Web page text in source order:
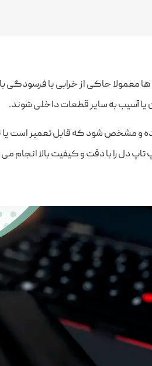
حاکی از خرابی یا فرسودگی
آسیب به سایر قطعات داخلی شوند.
و مشخص شود که قابل تعمیر است یا
دل را با دقت و کیفیت بالا